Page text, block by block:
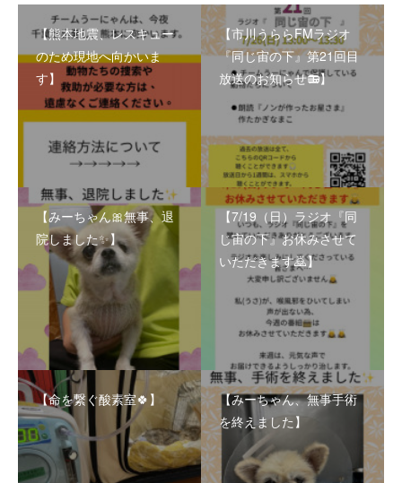
【熊本地震、レスキュー
のため現地へ向かいま
す】
【市川うららFMラジオ
『同じ宙の下』第21回目
放送のお知らせ📻】
【みーちゃん🎀無事、退
院しました✨】
【7/19（日）ラジオ『同
じ宙の下』お休みさせて
いただきます🙇】
【命を繋ぐ酸素室🍀】
【みーちゃん、無事手術
を終えました】